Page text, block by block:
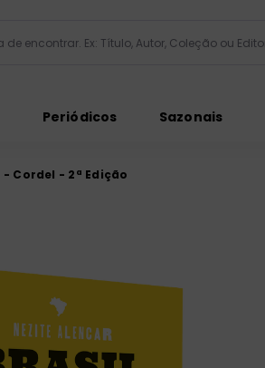
Periódicos Sazonais
Cordel - 2ª Edição